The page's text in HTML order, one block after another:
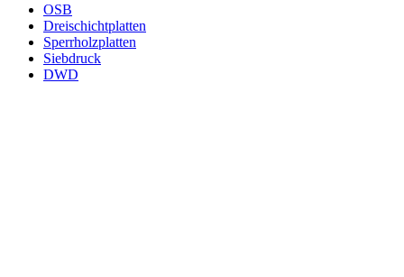
OSB
Dreischichtplatten
Sperrholzplatten
Siebdruck
DWD